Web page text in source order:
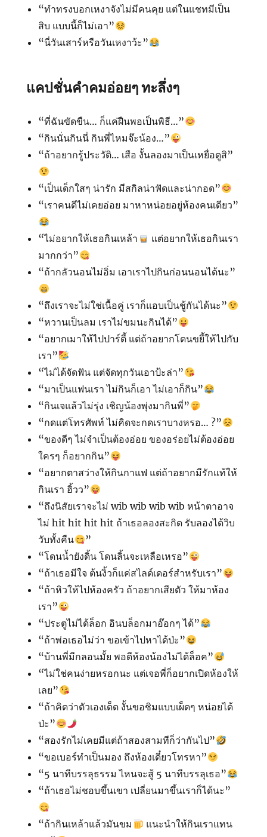
“ทำทรงบอกเหงาจังไม่มีคนคุย แต่ในแชทมีเป็น
สิบ แบบนี้ก็ไม่เอา”
“นี่วันเสาร์หรือวันเหงาว้ะ”
แคปชั่นคำคมอ่อยๆ ทะลึ่งๆ
“ที่ฉันขัดขืน… ก็แค่ฝืนพอเป็นพิธี…”
“กินนั่นกินนี่ กินพี่ไหมจ๊ะน้อง…”
“ถ้าอยากรู้ประวัติ… เสือ งั้นลองมาเป็นเหยื่อดูสิ”
“เป็นเด็กใสๆ น่ารัก มีสกิลน่าฟัดและน่ากอด”
“เราคนดีไม่เคยอ่อย มาหาหน่อยอยู่ห้องคนเดียว”
“ไม่อยากให้เธอกินเหล้า
แต่อยากให้เธอกินเรา
มากกว่า”
“ถ้ากลัวนอนไม่อิ่ม เอาเราไปกินก่อนนอนได้นะ”
“ถึงเราจะไม่ใช่เนื้อคู่ เราก็แอบเป็นชู้กันได้นะ”
“หวานเป็นลม เราไม่ขมนะกินได้”
“อยากเมาให้ไปปาร์ตี้ แต่ถ้าอยากโดนขยี้ให้ไปกับ
เรา”
“ไม่ได้จัดฟัน แต่จัดทุกวันเอาป้ะล่า”
“มาเป็นแฟนเรา ไม่กินก็เอา ไม่เอาก็กิน”
“กินเจแล้วไม่รุ่ง เชิญน้องพุ่งมากินพี่”
“กดแต่โทรศัพท์ ไม่คิดจะกดเราบางหรอ… ?”
“ของดีๆ ไม่จำเป็นต้องอ่อย ของอร่อยไม่ต้องอ่อย
ใครๆ ก็อยากกิน”
“อยากตาสว่างให้กินกาแฟ แต่ถ้าอยากมีรักแท้ให้
กินเรา ฮิ้วว”
“ถึงนิสัยเราจะไม่ wib wib wib wib หน้าตาอาจ
ไม่ hit hit hit hit ถ้าเธอลองสะกิด รับลองได้วิบ
วับทั้งคืน
”
“โดนน้ำยังดิ้น โดนลิ้นจะเหลือเหรอ”
“ถ้าเธอมีใจ ต้นงิ้วก็แค่สไลด์เดอร์สำหรับเรา”
“ถ้าหิวให้ไปห้องครัว ถ้าอยากเสียตัว ให้มาห้อง
เรา”
“ประตูไม่ได้ล็อก อินบล็อกมาอ๊อกๆ ได้”
“ถ้าพ่อเธอไม่ว่า ขอเข้าไปหาได้ป่ะ”
“บ้านพี่มีกลอนมั้ย พอดีห้องน้องไม่ได้ล็อค”
“ไม่ใช่คนง่ายหรอกนะ แต่เจอพี่ก็อยากเปิดห้องให้
เลย”
“ถ้าคิดว่าตัวเองเด็ด งั้นขอชิมแบบเผ็ดๆ หน่อยได้
ป่ะ”
“สองรักไม่เคยมีแต่ถ้าสองสามทีก็ว่ากันไป”
“ขอเบอร์ทำเป็นมอง ถึงห้องเดี๋ยวโทรหา”
“5 นาทีบรรลุธรรม ไหนจะสู้ 5 นาทีบรรลุเธอ”
“ถ้าเธอไม่ชอบขึ้นเขา เปลี่ยนมาขึ้นเราก็ได้นะ”
“ถ้ากินเหล้าแล้วมันขม
แนะนำให้กินเราแทน